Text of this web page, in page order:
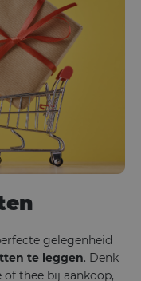
gelegenheid
te leggen. Denk
thee bij aankoop,